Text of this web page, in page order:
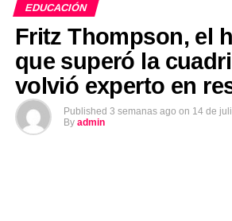
EDUCACIÓN
Fritz Thompson, el
que superó la
volvió experto en
Published 3 semanas ago on 14 de
By admin